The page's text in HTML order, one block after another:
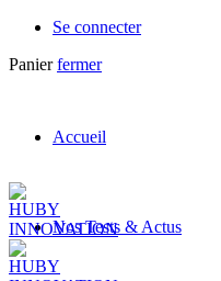
Se connecter
Panier fermer
Accueil
Nos Tests & Actus